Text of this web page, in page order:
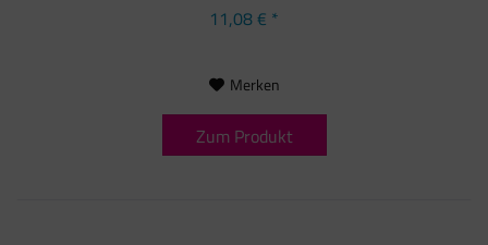
11,08 € *
Merken
Zum Produkt